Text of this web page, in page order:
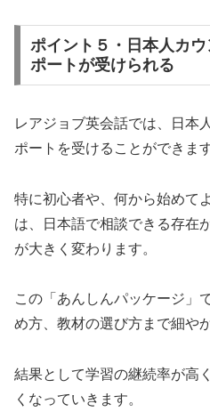
ポイント５・日本人カ
ポートが受けられる
レアジョブ英会話では、日本
ポートを受けることができます
特に初心者や、何から始めて
は、日本語で相談できる存在
が大きく変わります。
この「あんしんパッケージ」
め方、教材の選び方まで細や
結果として学習の継続率が高
くなっていきます。